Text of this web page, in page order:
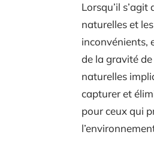
Lorsqu’il
naturelles et
inconvénients,
de la gravité
naturelles
capturer et
pour ceux qui